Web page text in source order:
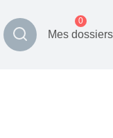
Mes dossiers
0